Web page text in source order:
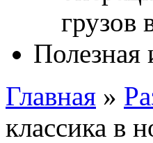
Главная »
классика в